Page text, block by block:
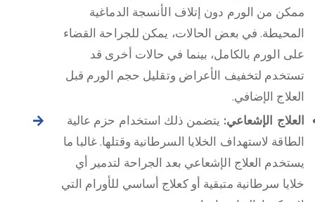
ممكن من الورم دون إتلاف الأنسجة الدماغية
المحيطة. في بعض الحالات، يمكن للجراحة القضاء
على الورم بالكامل، بينما في حالات أخرى قد
تستخدم لتخفيف الأعراض وتقليل حجم الورم قبل
العلاج الإضافي.
العلاج الإشعاعي: يتضمن ذلك استخدام حزم عالية
الطاقة لاستهداف الخلايا السرطانية وقتلها. غالبا ما
يستخدم العلاج الإشعاعي بعد الجراحة لتدمير أي
خلايا سرطانية متبقية أو كعلاج أساسي للأورام التي